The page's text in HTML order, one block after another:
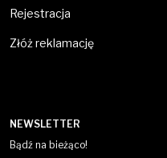
Rejestracja
Złóż reklamację
NEWSLETTER
Bądź na bieżąco!